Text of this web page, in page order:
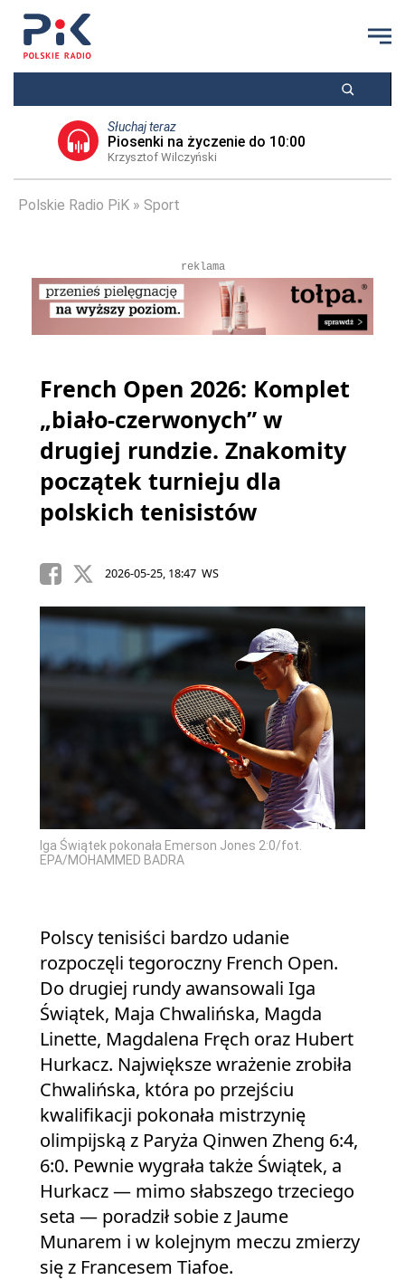
Słuchaj teraz
Piosenki na życzenie do 10:00
Krzysztof Wilczyński
Polskie Radio PiK Sport
reklama
French Open 2026: Komplet
„biało-czerwonych” w
drugiej rundzie. Znakomity
początek turnieju dla
polskich tenisistów
2026-05-25, 18:47 WS
Iga Świątek pokonała Emerson Jones 2:0/fot.
EPA/MOHAMMED BADRA
Polscy tenisiści bardzo udanie
rozpoczęli tegoroczny French Open.
Do drugiej rundy awansowali Iga
Świątek, Maja Chwalińska, Magda
Linette, Magdalena Fręch oraz Hubert
Hurkacz. Największe wrażenie zrobiła
Chwalińska, która po przejściu
kwalifikacji pokonała mistrzynię
olimpijską z Paryża Qinwen Zheng 6:4,
6:0. Pewnie wygrała także Świątek, a
Hurkacz — mimo słabszego trzeciego
seta — poradził sobie z Jaume
Munarem i w kolejnym meczu zmierzy
się z Francesem Tiafoe.